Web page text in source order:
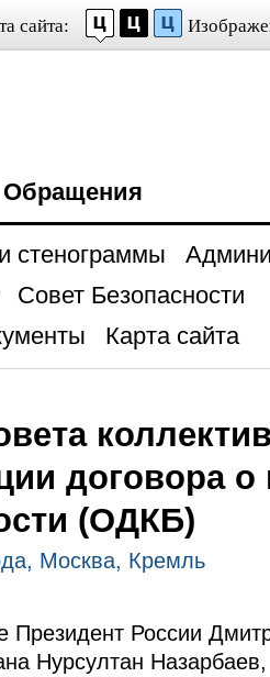
сайта:
Обращения
стенограммы
Совет Безопасности
Карта сайта
договора о
(ОДКБ)
Москва, Кремль
Президент России
Нурсултан